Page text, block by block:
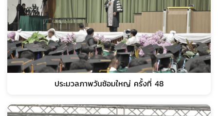
ประมวลภาพวันซ้อมใหญ่ ครั้งที่ 48